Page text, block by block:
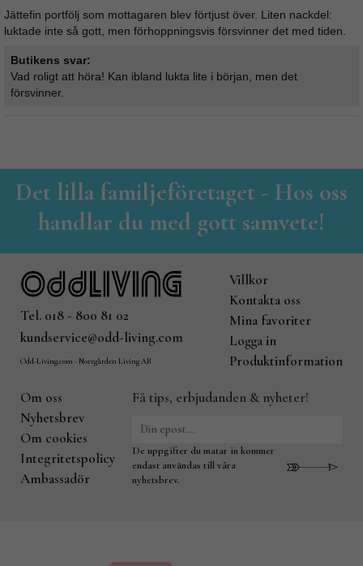
Jättefin portfölj som mottagaren blev förtjust över. Liten nackdel:
luktade inte så gott, men förhoppningsvis försvinner det med tiden.
Butikens svar:
Vad roligt att höra! Kan ibland lukta lite i början, men det
försvinner.
Det lilla familjeföretaget - Hos oss
handlar du med gott samvete!
Tel. 018 - 800 81 02
kundservice@odd-living.com
Odd-Living.com - Norrgården Living AB
Villkor
Kontakta oss
Mina favoriter
Logga in
Produktinformation
Om oss
Nyhetsbrev
Om cookies
Integritetspolicy
Ambassadör
Få tips, erbjudanden & nyheter!
De uppgifter du matar in kommer
endast användas till våra
nyhetsbrev.